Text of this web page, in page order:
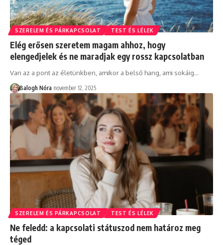
SZERELEM ÉS PÁRKAPCSOLAT TEST ÉS LÉLEK
Elég erősen szeretem magam ahhoz, hogy
elengedjelek és ne maradjak egy rossz kapcsolatban
Van az a pont az életünkben, amikor a belső hang, ami sokáig…
Balogh Nóra november 12, 2025
SZERELEM ÉS PÁRKAPCSOLAT TEST ÉS LÉLEK
Ne feledd: a kapcsolati státuszod nem határoz meg
téged